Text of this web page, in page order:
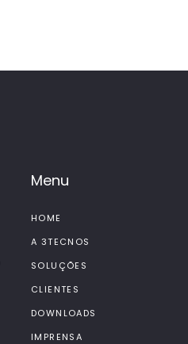
Menu
HOME
A 3TECNOS
SOLUÇÕES
CLIENTES
DOWNLOADS
IMPRENSA